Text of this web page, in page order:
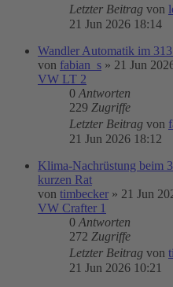
Letzter Beitrag von
21 Jun 2026 18:14
Wandler Automatik im
von fabian_s » 21 Jun
VW LT 2
0 Antworten
229 Zugriffe
Letzter Beitrag von
21 Jun 2026 18:12
Klima-Nachrüstung beim
kurzen Rat
von timbecker » 21 Jun
VW Crafter 1
0 Antworten
272 Zugriffe
Letzter Beitrag von
21 Jun 2026 10:21